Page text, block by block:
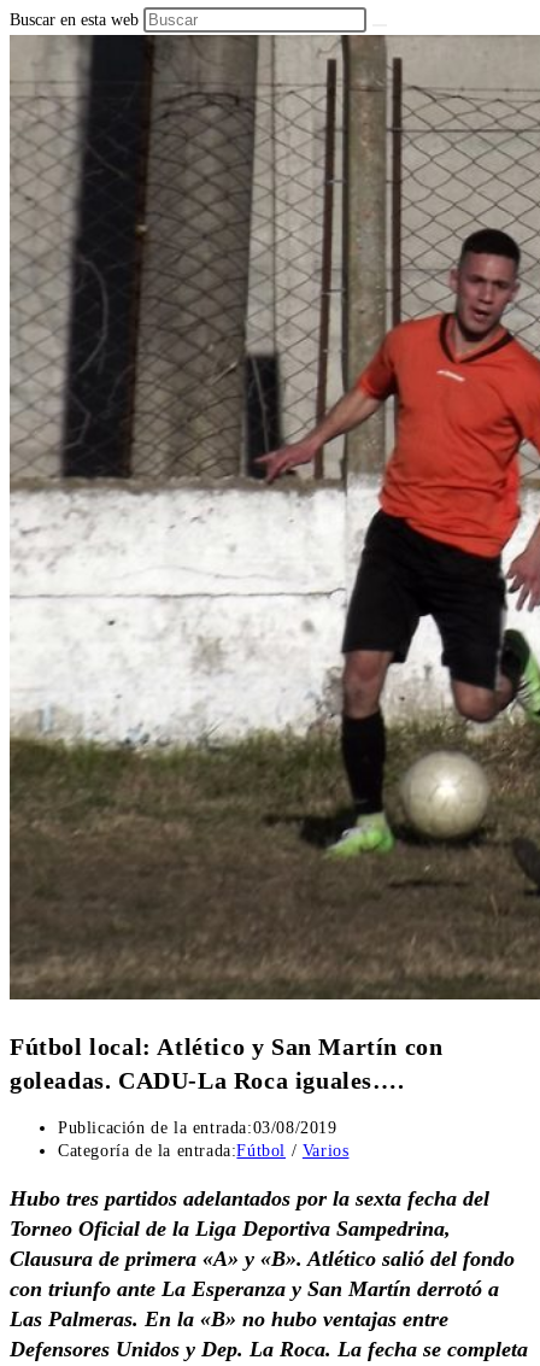
Buscar en esta web
Fútbol local: Atlético y San Martín con
goleadas. CADU-La Roca iguales….
Publicación de la entrada:03/08/2019
Categoría de la entrada:Fútbol / Varios
Hubo tres partidos adelantados por la sexta fecha del
Torneo Oficial de la Liga Deportiva Sampedrina,
Clausura de primera «A» y «B». Atlético salió del fondo
con triunfo ante La Esperanza y San Martín derrotó a
Las Palmeras. En la «B» no hubo ventajas entre
Defensores Unidos y Dep. La Roca. La fecha se completa